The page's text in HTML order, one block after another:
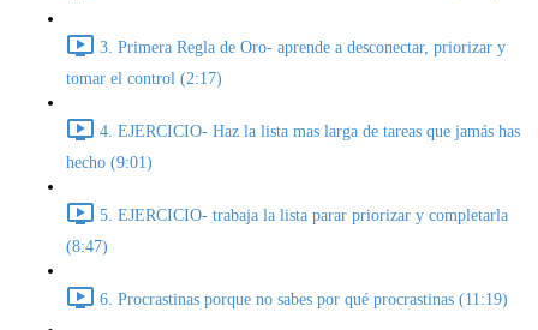
3. Primera Regla de Oro- aprende a desconectar, priorizar y
tomar el control (2:17)
4. EJERCICIO- Haz la lista mas larga de tareas que jamás has
hecho (9:01)
5. EJERCICIO- trabaja la lista parar priorizar y completarla
(8:47)
6. Procrastinas porque no sabes por qué procrastinas (11:19)